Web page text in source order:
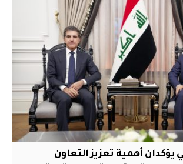
يؤكدان أهمية تعزيز التعاون